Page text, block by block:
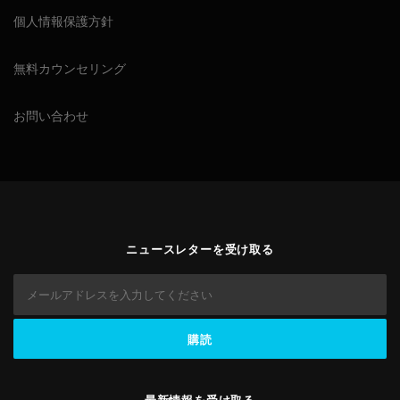
個人情報保護方針
無料カウンセリング
お問い合わせ
ニュースレターを受け取る